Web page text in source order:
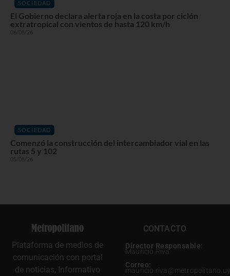
SOCIEDAD
El Gobierno declara alerta roja en la costa por ciclón
extratropical con vientos de hasta 120 km/h
06/08/26
SOCIEDAD
Comenzó la construcción del intercambiador vial en las
rutas 5 y 102
05/08/26
Plataforma de medios de
comunicación con portal
de noticias, Informativo
CONTACTO
Director Responsable:
Mauricio Riva
Correo:
mauricio.riva@metropolitano.uy